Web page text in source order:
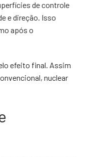
de controle
e direção. Isso
após o
efeito final. Assim
nuclear